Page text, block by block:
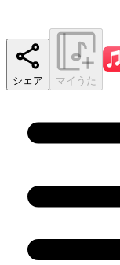
シェア マイうた